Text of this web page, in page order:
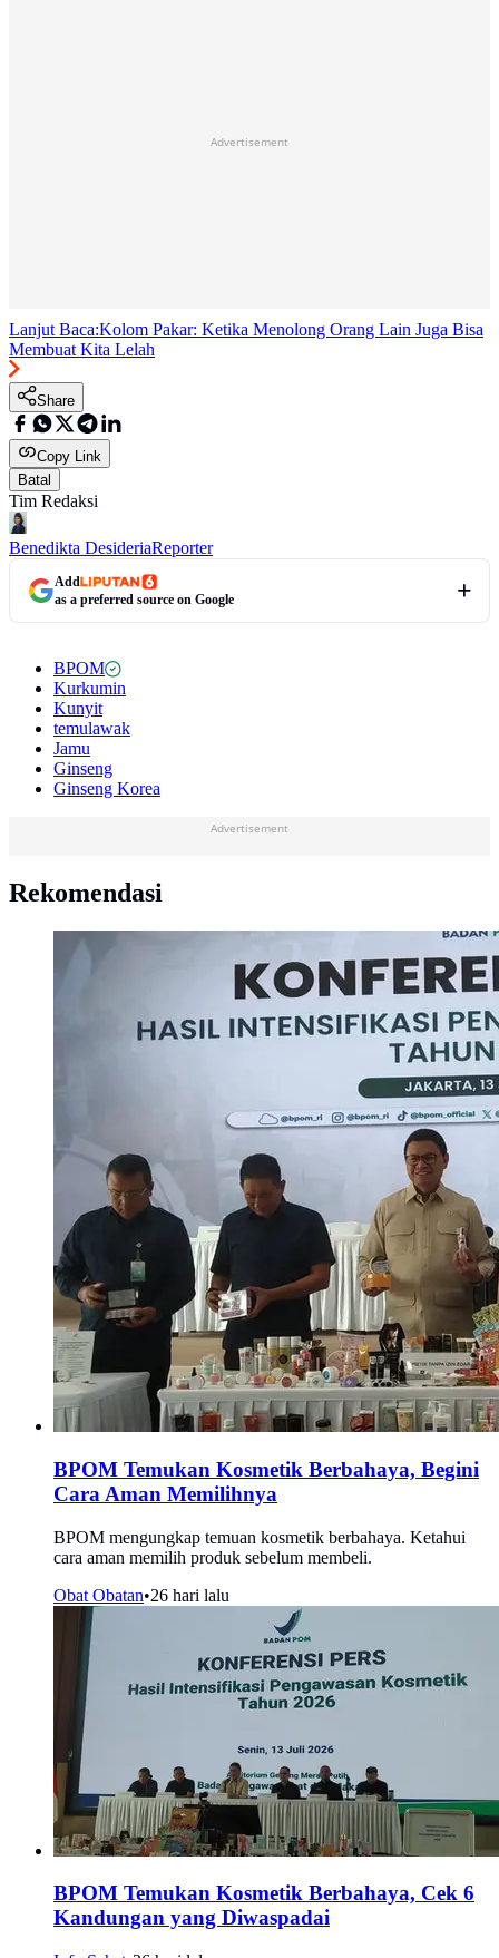
Advertisement
Lanjut Baca:Kolom Pakar: Ketika Menolong Orang Lain Juga Bisa
Membuat Kita Lelah
Share
Copy Link
Batal
Tim Redaksi
Benedikta DesideriaReporter
Add
as a preferred source on Google
BPOM
Kurkumin
Kunyit
temulawak
Jamu
Ginseng
Ginseng Korea
Advertisement
Rekomendasi
BPOM Temukan Kosmetik Berbahaya, Begini
Cara Aman Memilihnya
BPOM mengungkap temuan kosmetik berbahaya. Ketahui
cara aman memilih produk sebelum membeli.
Obat Obatan•26 hari lalu
BPOM Temukan Kosmetik Berbahaya, Cek 6
Kandungan yang Diwaspadai